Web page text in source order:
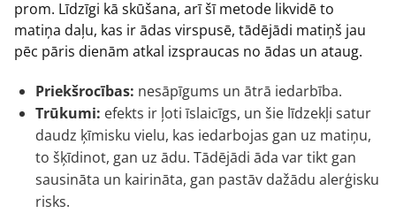
prom. Līdzīgi kā skūšana, arī šī metode likvidē to
matiņa daļu, kas ir ādas virspusē, tādējādi matiņš jau
pēc pāris dienām atkal izspraucas no ādas un ataug.
Priekšrocības: nesāpīgums un ātrā iedarbība.
Trūkumi: efekts ir ļoti īslaicīgs, un šie līdzekļi satur
daudz ķīmisku vielu, kas iedarbojas gan uz matiņu,
to šķīdinot, gan uz ādu. Tādējādi āda var tikt gan
sausināta un kairināta, gan pastāv dažādu alerģisku
risks.